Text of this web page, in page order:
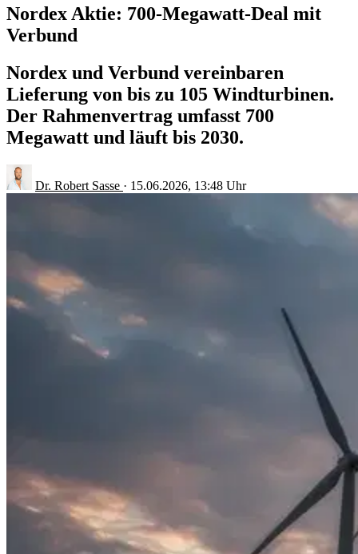
Nordex Aktie: 700-Megawatt-Deal mit
Verbund
Nordex und Verbund vereinbaren
Lieferung von bis zu 105 Windturbinen.
Der Rahmenvertrag umfasst 700
Megawatt und läuft bis 2030.
Dr. Robert Sasse · 15.06.2026, 13:48 Uhr